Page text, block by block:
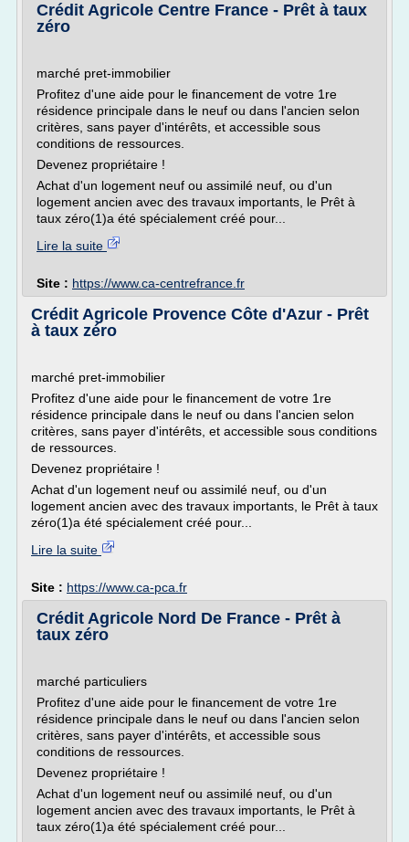
Crédit Agricole Centre France - Prêt à taux
zéro
marché pret-immobilier
Profitez d'une aide pour le financement de votre 1re
résidence principale dans le neuf ou dans l'ancien selon
critères, sans payer d'intérêts, et accessible sous
conditions de ressources.
Devenez propriétaire !
Achat d'un logement neuf ou assimilé neuf, ou d'un
logement ancien avec des travaux importants, le Prêt à
taux zéro(1)a été spécialement créé pour...
Lire la suite
Site : https://www.ca-centrefrance.fr
Crédit Agricole Provence Côte d'Azur - Prêt
à taux zéro
marché pret-immobilier
Profitez d'une aide pour le financement de votre 1re
résidence principale dans le neuf ou dans l'ancien selon
critères, sans payer d'intérêts, et accessible sous conditions
de ressources.
Devenez propriétaire !
Achat d'un logement neuf ou assimilé neuf, ou d'un
logement ancien avec des travaux importants, le Prêt à taux
zéro(1)a été spécialement créé pour...
Lire la suite
Site : https://www.ca-pca.fr
Crédit Agricole Nord De France - Prêt à
taux zéro
marché particuliers
Profitez d'une aide pour le financement de votre 1re
résidence principale dans le neuf ou dans l'ancien selon
critères, sans payer d'intérêts, et accessible sous
conditions de ressources.
Devenez propriétaire !
Achat d'un logement neuf ou assimilé neuf, ou d'un
logement ancien avec des travaux importants, le Prêt à
taux zéro(1)a été spécialement créé pour...